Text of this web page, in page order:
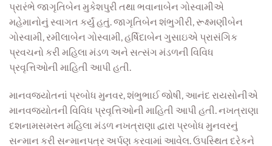
પ્રારંભે જાગૃતિબેન મુકેશપુરી તથા ભવાનાબેન ગોસ્વામીએ
મહેમાનોનું સ્વાગત કર્યું હતું. જાગૃતિબેન શંભુગીરી,રૂક્ષ્મણીબેન
ગોસ્વામી, રમીલાબેન ગોસ્વામી, હર્ષિદાબેન ગુસાઇએ પ્રાસંગિક
પ્રવચનો કરી મહિલા મંડળ અને સત્સંગ મંડળની વિવિધ
પ્રવૃત્તિઓની માહિતી આપી હતી.
માનવજ્યોતનાં પ્રબોધ મુનવર, શંભુભાઈ જોષી, આનંદ રાયસોનીએ
માનવજ્યોતની વિવિધ પ્રવૃત્તિઓની માહિતી આપી હતી. નખત્રાણા
દશનામસમસ્ત મહિલા મંડળ નખત્રાણા દ્વારા પ્રબોધ મુનવરનું
સન્માન કરી સન્માનપત્ર અર્પણ કરવામાં આવેલ. ઉપસ્થિત દરેકને